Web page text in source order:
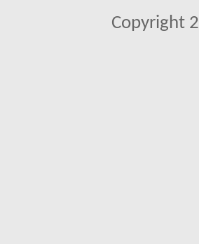
Copyright